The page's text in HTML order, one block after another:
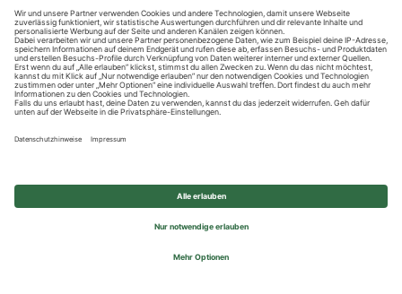
Datenschutzhinweise
Impressum
Privatsphäre-Einstellungen
© 2026 REWE Group - All rights reserved